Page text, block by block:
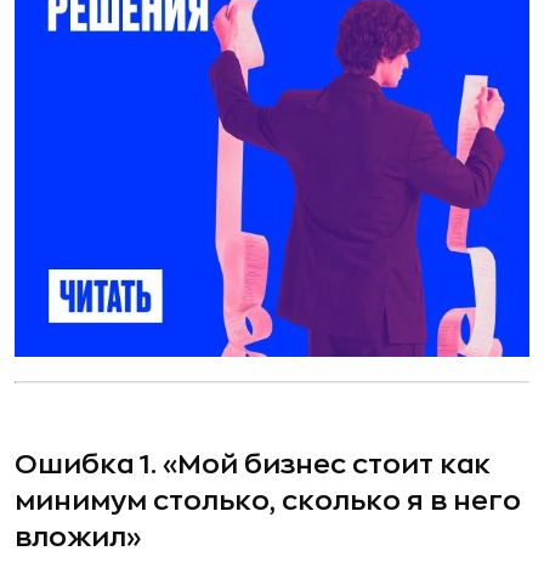
Ошибка 1. «Мой бизнес стоит как
минимум столько, сколько я в него
вложил»